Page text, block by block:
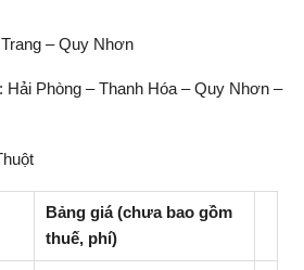
– Quy Nhơn
Hải Phòng – Thanh Hóa – Quy Nhơn –
Bảng giá (chưa bao gồm
thuế, phí)